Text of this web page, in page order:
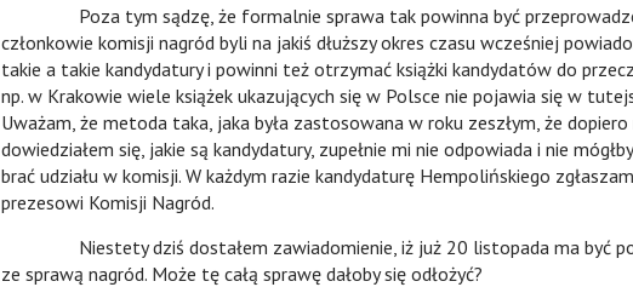
Poza tym sądzę, że formalnie sprawa tak powinna być
członkowie komisji nagród byli na jakiś dłuższy okres czasu wcześniej
takie a takie kandydatury i powinni też otrzymać książki kandydatów do
np. w Krakowie wiele książek ukazujących się w Polsce nie pojawia się w
Uważam, że metoda taka, jaka była zastosowana w roku zeszłym, że
dowiedziałem się, jakie są kandydatury, zupełnie mi nie odpowiada i nie
brać udziału w komisji. W każdym razie kandydaturę Hempolińskiego
prezesowi Komisji Nagród.
Niestety dziś dostałem zawiadomienie, iż już 20 listopada ma być
ze sprawą nagród. Może tę całą sprawę dałoby się odłożyć?